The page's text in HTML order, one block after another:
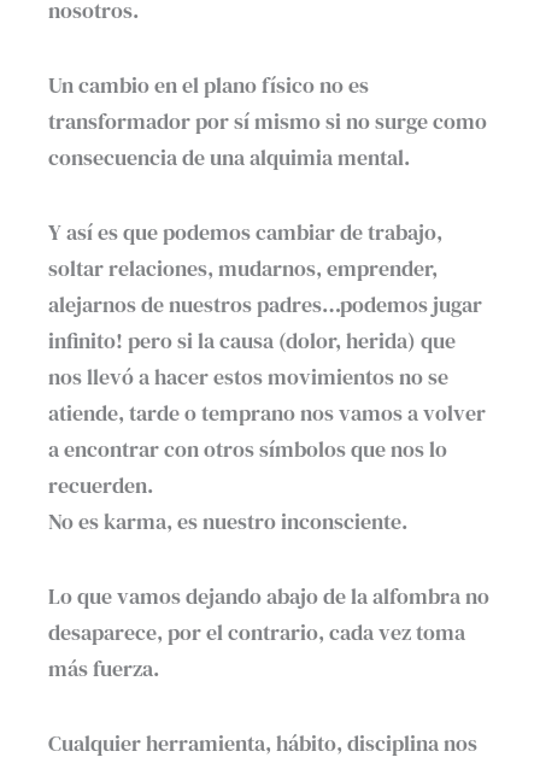
nosotros.
Un cambio en el plano físico no es
transformador por sí mismo si no surge como
consecuencia de una alquimia mental.
Y así es que podemos cambiar de trabajo,
soltar relaciones, mudarnos, emprender,
alejarnos de nuestros padres…podemos jugar
infinito! pero si la causa (dolor, herida) que
nos llevó a hacer estos movimientos no se
atiende, tarde o temprano nos vamos a volver
a encontrar con otros símbolos que nos lo
recuerden.
No es karma, es nuestro inconsciente.
Lo que vamos dejando abajo de la alfombra no
desaparece, por el contrario, cada vez toma
más fuerza.
Cualquier herramienta, hábito, disciplina nos